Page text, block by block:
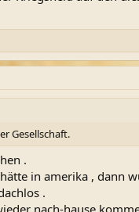
Gesellschaft.
.
in amerika , dann
.